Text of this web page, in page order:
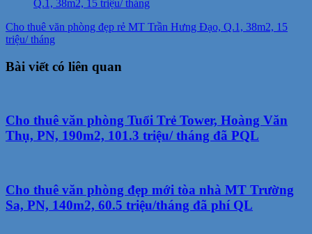
Cho thuê văn phòng đẹp rẻ MT Trần Hưng Đạo, Q.1, 38m2, 15
triệu/ tháng
Bài viết có liên quan
Cho thuê văn phòng Tuổi Trẻ Tower, Hoàng Văn
Thụ, PN, 190m2, 101.3 triệu/ tháng đã PQL
Cho thuê văn phòng đẹp mới tòa nhà MT Trường
Sa, PN, 140m2, 60.5 triệu/tháng đã phí QL